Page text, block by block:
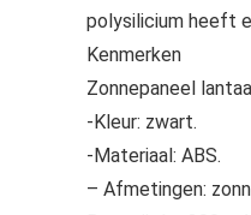
polysilicium heeft
Kenmerken
Zonnepaneel
-Kleur: zwart.
-Materiaal: ABS.
– Afmetingen: